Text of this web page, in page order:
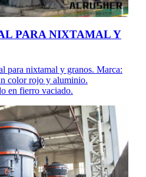
PARA NIXTAMAL Y
para nixtamal y granos. Marca:
color rojo y aluminio.
en fierro vaciado.